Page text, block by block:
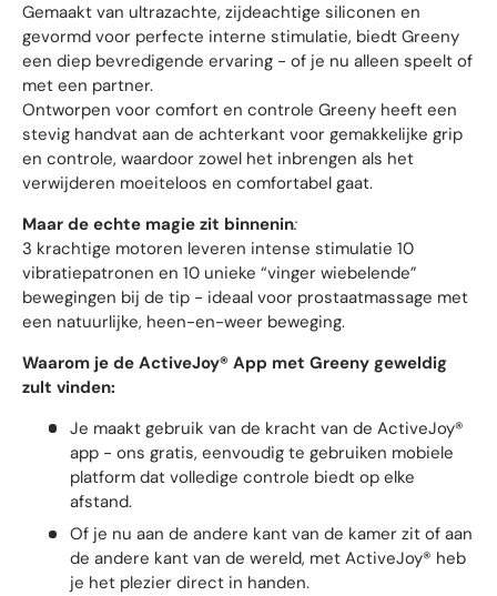
Gemaakt van ultrazachte, zijdeachtige siliconen en
gevormd voor perfecte interne stimulatie, biedt Greeny
een diep bevredigende ervaring - of je nu alleen speelt of
met een partner.
Ontworpen voor comfort en controle Greeny heeft een
stevig handvat aan de achterkant voor gemakkelijke grip
en controle, waardoor zowel het inbrengen als het
verwijderen moeiteloos en comfortabel gaat.
Maar de echte magie zit binnenin:
3 krachtige motoren leveren intense stimulatie 10
vibratiepatronen en 10 unieke “vinger wiebelende”
bewegingen bij de tip - ideaal voor prostaatmassage met
een natuurlijke, heen-en-weer beweging.
Waarom je de ActiveJoy® App met Greeny geweldig
zult vinden:
Je maakt gebruik van de kracht van de ActiveJoy®
app - ons gratis, eenvoudig te gebruiken mobiele
platform dat volledige controle biedt op elke
afstand.
Of je nu aan de andere kant van de kamer zit of aan
de andere kant van de wereld, met ActiveJoy® heb
je het plezier direct in handen.